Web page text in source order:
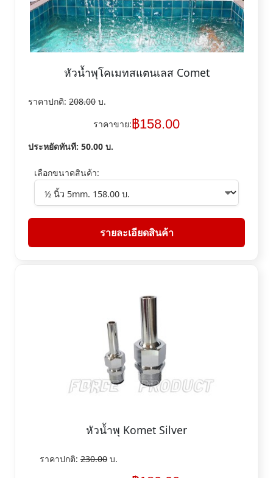
หัวน้ำพุโคเมทสแตนเลส Comet
ราคาปกติ: 208.00 บ.
ราคาขาย:฿158.00
ประหยัดทันที: 50.00 บ.
เลือกขนาดสินค้า:
รายละเอียดสินค้า
หัวน้ำพุ Komet Silver
ราคาปกติ: 230.00 บ.